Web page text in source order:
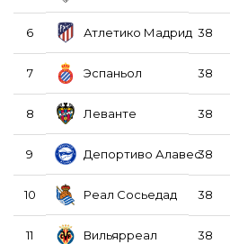
6 Атлетико Мадрид 38
7 Эспаньол 38
8 Леванте 38
9 Депортиво Алавес38
10 Реал Сосьедад 38
11 Вильярреал 38